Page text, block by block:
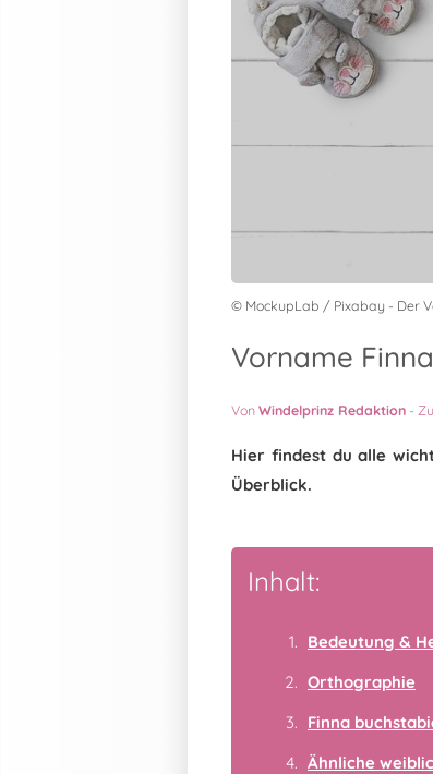
© MockupLab / Pixabay - Der
Vorname
VonWindelprinz Redaktion -
Hier findest du alle
Überblick.
Inhalt:
Bedeutung &
Orthographie
Finna
Ähnliche